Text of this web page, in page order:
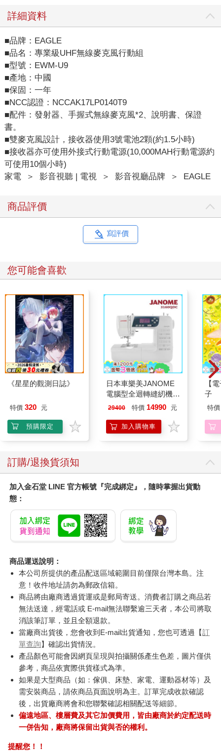
詳細資料
■品牌：EAGLE
■品名：專業級UHF無線麥克風行動組
■型號：EWM-U9
■產地：中國
■保固：一年
■NCC認證：NCCAK17LP0140T9
■配件：發射器、手握式無線麥克風*2、說明書、保證
書。
■雙麥克風設計，接收器使用3號電池2顆(約1.5小時)
■接收器亦可使用外接式行動電源(10,000MAH行動電源約
可使用10個小時)
家電
＞ 影音視聽 | 電視 ＞ 影音視廳品牌 ＞ EAGLE
商品評價
寫評價
您可能會喜歡
《星星的觀測日誌》
特價 320 元
預購限定
日本車樂美JANOME
電腦型全迴轉縫紉機
3160QDC
29400 特價 14990 元
加入購物車
【
子
特價
訂購/退換貨須知
加入金石堂 LINE 官方帳號『完成綁定』，隨時掌握出貨動
態：
商品運送說明：
本公司所提供的產品配送區域範圍目前僅限台灣本島。注
意！收件地址請勿為郵政信箱。
商品將由廠商透過貨運或是郵局寄送。消費者訂購之商品若
無法送達，經電話或 E-mail無法聯繫逾三天者，本公司將取
消該筆訂單，並且全額退款。
當廠商出貨後，您會收到E-mail出貨通知，您也可透過【訂
單查詢】確認出貨情況。
產品顏色可能會因網頁呈現與拍攝關係產生色差，圖片僅供
參考，商品依實際供貨樣式為準。
如果是大型商品（如：傢俱、床墊、家電、運動器材等）及
需安裝商品，請依商品頁面說明為主。訂單完成收款確認
後，出貨廠商將會和您聯繫確認相關配送等細節。
偏遠地區、樓層費及其它加價費用，皆由廠商於約定配送時
一併告知，廠商將保留出貨與否的權利。
提醒您！！